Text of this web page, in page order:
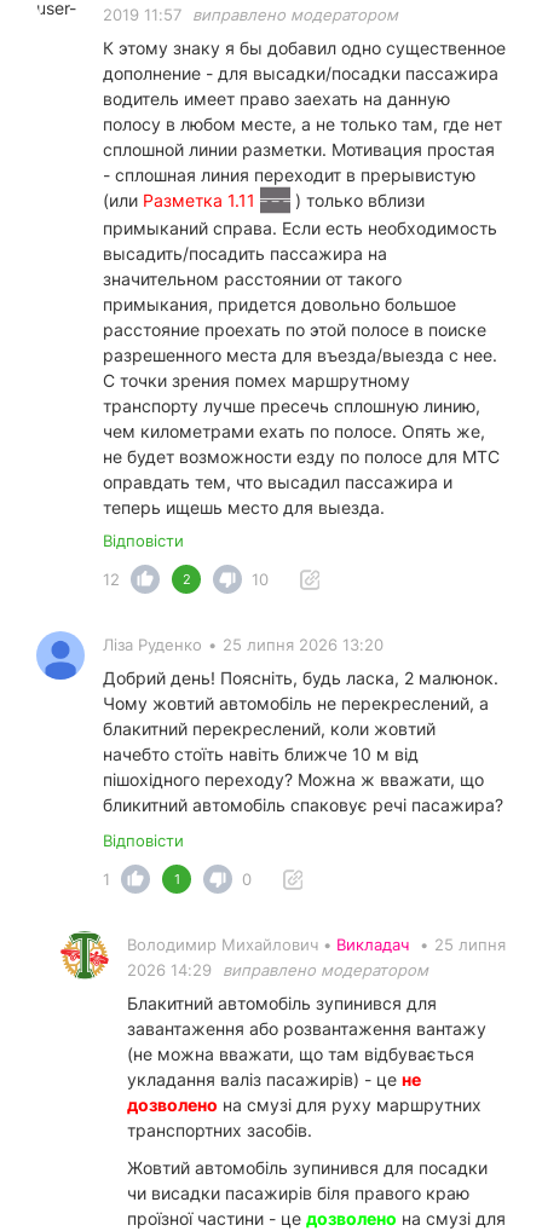
2019 11:57
виправлено модератором
К этому знаку я бы добавил одно существенное
дополнение - для высадки/посадки пассажира
водитель имеет право заехать на данную
полосу в любом месте, а не только там, где нет
сплошной линии разметки. Мотивация простая
- сплошная линия переходит в прерывистую
(или Разметка 1.11
) только вблизи
примыканий справа. Если есть необходимость
высадить/посадить пассажира на
значительном расстоянии от такого
примыкания, придется довольно большое
расстояние проехать по этой полосе в поиске
разрешенного места для въезда/выезда с нее.
С точки зрения помех маршрутному
транспорту лучше пресечь сплошную линию,
чем километрами ехать по полосе. Опять же,
не будет возможности езду по полосе для МТС
оправдать тем, что высадил пассажира и
теперь ищешь место для выезда.
Відповісти
12
2 10
Ліза Руденко • 25 липня 2026 13:20
Добрий день! Поясніть, будь ласка, 2 малюнок.
Чому жовтий автомобіль не перекреслений, а
блакитний перекреслений, коли жовтий
начебто стоїть навіть ближче 10 м від
пішохідного переходу? Можна ж вважати, що
бликитний автомобіль спаковує речі пасажира?
Відповісти
1
1 0
Володимир Михайлович • Викладач • 25 липня
2026 14:29
виправлено модератором
Блакитний автомобіль зупинився для
завантаження або розвантаження вантажу
(не можна вважати, що там відбувається
укладання валіз пасажирів) - це не
дозволено на смузі для руху маршрутних
транспортних засобів.
Жовтий автомобіль зупинився для посадки
чи висадки пасажирів біля правого краю
проїзної частини - це дозволено на смузі для